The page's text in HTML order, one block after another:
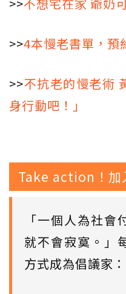
>>4本慢老書單，預
>>不抗老的慢老術
身行動吧！」
Take action！加
「一個人為社
就不會寂寞。」
方式成為倡議家：